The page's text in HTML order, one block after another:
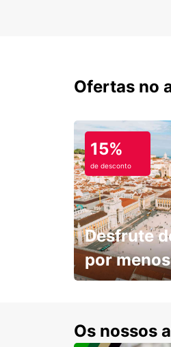
Ofertas no
15%
de desconto
Desfrute
por
Os nossos